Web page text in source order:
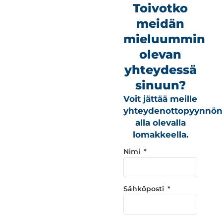
Toivotko
meidän
mieluummin
olevan
yhteydessä
sinuun?
Voit jättää meille
yhteydenottopyynnön
alla olevalla
lomakkeella.
Nimi
Sähköposti